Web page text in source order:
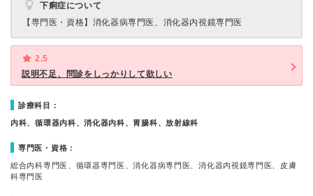
下痢症について
【専門医・資格】 消化器病専門医、消化器内視鏡専門医
2.5
説明不足、問診をしっかりして欲しい
診療科目：
内科、循環器内科、消化器内科、胃腸科、放射線科
専門医・資格：
総合内科専門医、循環器専門医、消化器病専門医、消化器内視鏡専門医、皮膚
科専門医